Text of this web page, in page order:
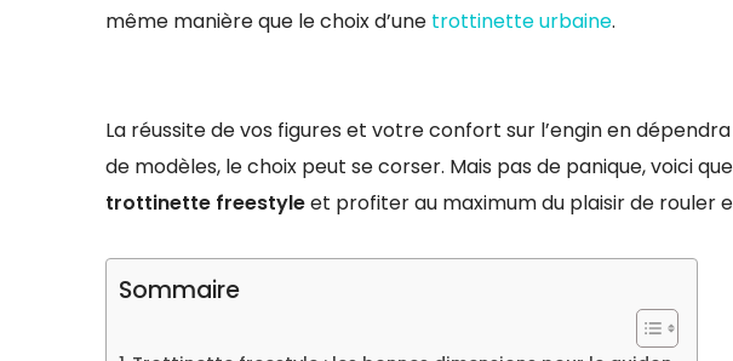
même manière que le choix d’une trottinette urbaine.
La réussite de vos figures et votre confort sur l’engin en
de modèles, le choix peut se corser. Mais pas de panique, voici
trottinette freestyleet profiter au maximum du plaisir de rouler
Sommaire